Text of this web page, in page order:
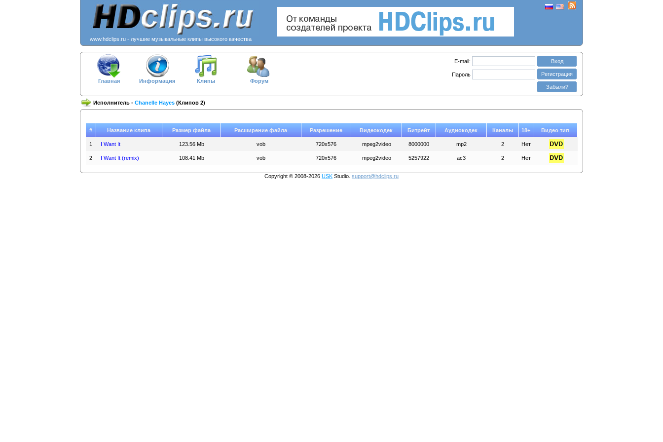
www.hdclips.ru - лучшие музыкальные клипы высокого качества
Главная Информация Клипы Форум
E-mail: Вход
Пароль Регистрация
Забыли?
Исполнитель - Chanelle Hayes (Клипов 2)
# Название клипа Размер файла Расширение файла Разрешение Видеокодек Битрейт Аудиокодек Каналы 18+ Видео тип
1 I Want It 123.56 Mb vob 720x576 mpeg2video 8000000 mp2 2 Нет
2 I Want It (remix) 108.41 Mb vob 720x576 mpeg2video 5257922 ac3 2 Нет
Copyright © 2008-2026 USK Studio. support@hdclips.ru